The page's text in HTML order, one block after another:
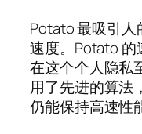
Potato 最吸引
速度。Potato 的
在这个个人隐私
用了先进的算法
仍能保持高速性